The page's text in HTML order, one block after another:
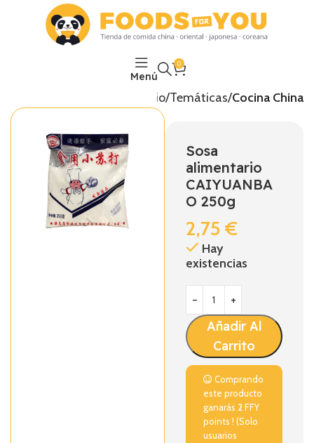
Menú
0
Inicio Temáticas Cocina China
Sosa
alimentario
CAIYUANBA
O 250g
2,75€
Hay
existencias
Añadir Al
Carrito
Comprando
este producto
ganarás 2FFY
points ! (Solo
usuarios